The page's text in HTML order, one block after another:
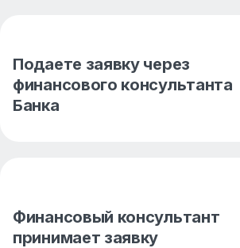
Подаете заявку через
финансового консультанта
Банка
Финансовый консультант
принимает заявку